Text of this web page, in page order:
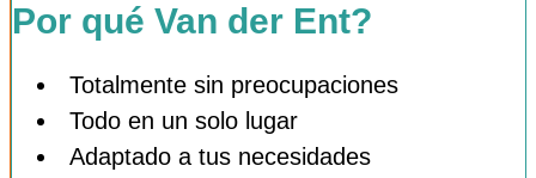
Por qué Van der Ent?
Totalmente sin preocupaciones
Todo en un solo lugar
Adaptado a tus necesidades